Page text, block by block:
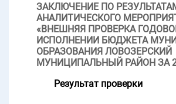
ЗАКЛЮЧЕНИЕ ПО
АНАЛИТИЧЕСКОГО
«ВНЕШНЯЯ ПРОВЕРКА
ИСПОЛНЕНИИ БЮДЖЕТА
ОБРАЗОВАНИЯ ЛОВОЗЕРСКИЙ
МУНИЦИПАЛЬНЫЙ РАЙОН ЗА
Результат проверки